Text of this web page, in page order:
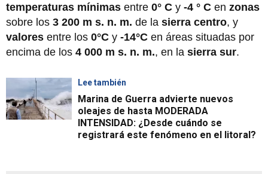
temperaturas mínimas entre 0° C y -4 ° C en zonas
sobre los 3 200 m s. n. m. de la sierra centro, y
valores entre los 0°C y -14°C en áreas situadas por
encima de los 4 000 m s. n. m., en la sierra sur.
Lee también
Marina de Guerra advierte nuevos
oleajes de hasta MODERADA
INTENSIDAD: ¿Desde cuándo se
registrará este fenómeno en el litoral?